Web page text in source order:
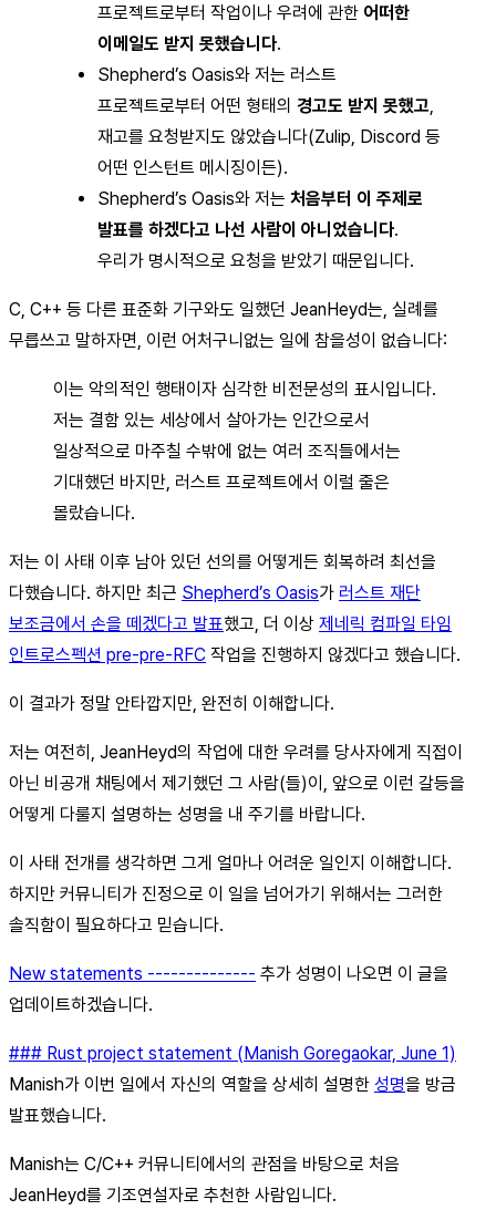
프로젝트로부터 작업이나 우려에 관한 어떠한
이메일도 받지 못했습니다.
Shepherd’s Oasis와 저는 러스트
프로젝트로부터 어떤 형태의 경고도 받지 못했고,
재고를 요청받지도 않았습니다(Zulip, Discord 등
어떤 인스턴트 메시징이든).
Shepherd’s Oasis와 저는 처음부터 이 주제로
발표를 하겠다고 나선 사람이 아니었습니다.
우리가 명시적으로 요청을 받았기 때문입니다.
C, C++ 등 다른 표준화 기구와도 일했던 JeanHeyd는, 실례를
무릅쓰고 말하자면, 이런 어처구니없는 일에 참을성이 없습니다:
이는 악의적인 행태이자 심각한 비전문성의 표시입니다.
저는 결함 있는 세상에서 살아가는 인간으로서
일상적으로 마주칠 수밖에 없는 여러 조직들에서는
기대했던 바지만, 러스트 프로젝트에서 이럴 줄은
몰랐습니다.
저는 이 사태 이후 남아 있던 선의를 어떻게든 회복하려 최선을
다했습니다. 하지만 최근 Shepherd’s Oasis가 러스트 재단
보조금에서 손을 떼겠다고 발표했고, 더 이상 제네릭 컴파일 타임
인트로스펙션 pre-pre-RFC 작업을 진행하지 않겠다고 했습니다.
이 결과가 정말 안타깝지만, 완전히 이해합니다.
저는 여전히, JeanHeyd의 작업에 대한 우려를 당사자에게 직접이
아닌 비공개 채팅에서 제기했던 그 사람(들)이, 앞으로 이런 갈등을
어떻게 다룰지 설명하는 성명을 내 주기를 바랍니다.
이 사태 전개를 생각하면 그게 얼마나 어려운 일인지 이해합니다.
하지만 커뮤니티가 진정으로 이 일을 넘어가기 위해서는 그러한
솔직함이 필요하다고 믿습니다.
New statements -------------- 추가 성명이 나오면 이 글을
업데이트하겠습니다.
### Rust project statement (Manish Goregaokar, June 1)
Manish가 이번 일에서 자신의 역할을 상세히 설명한 성명을 방금
발표했습니다.
Manish는 C/C++ 커뮤니티에서의 관점을 바탕으로 처음
JeanHeyd를 기조연설자로 추천한 사람입니다.